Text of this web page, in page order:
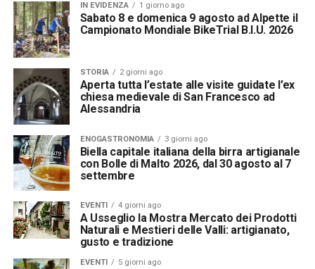
IN EVIDENZA 1 giorno ago
Sabato 8 e domenica 9 agosto ad Alpette il
Campionato Mondiale BikeTrial B.I.U. 2026
STORIA 2 giorni ago
Aperta tutta l’estate alle visite guidate l’ex
chiesa medievale di San Francesco ad
Alessandria
ENOGASTRONOMIA 3 giorni ago
Biella capitale italiana della birra artigianale
con Bolle di Malto 2026, dal 30 agosto al 7
settembre
EVENTI 4 giorni ago
A Usseglio la Mostra Mercato dei Prodotti
Naturali e Mestieri delle Valli: artigianato,
gusto e tradizione
EVENTI 5 giorni ago